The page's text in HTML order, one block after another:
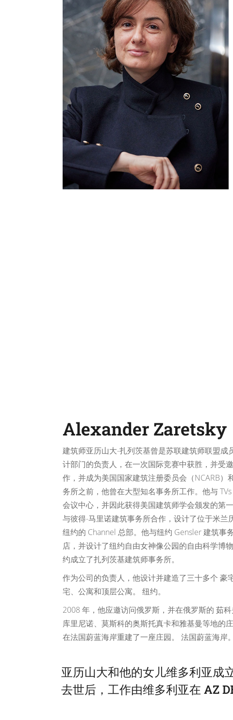
Alexander Zaretsky
建筑师亚历山大-扎列茨基曾是苏联建筑师联盟
计部门的负责人，在一次国际竞赛中获胜，并受
作，并成为美国国家建筑注册委员会（NCARB
务所之前，他曾在大型知名事务所工作。他与
会议中心，并因此获得美国建筑师学会颁发的第
与彼得-马里诺建筑事务所合作，设计了位于米
纽约的 Channel 总部。他与纽约 Gensler 建筑事
店，并设计了纽约自由女神像公园的自由科学博
约成立了扎列茨基建筑师事务所。
作为公司的负责人，他设计并建造了三十多个
宅、公寓和顶层公寓。 纽约。
2008 年，他应邀访问俄罗斯，并在俄罗斯的 茹
库里尼诺、莫斯科的奥斯托真卡和雅基曼等地的
在法国蔚蓝海岸重建了一座庄园。 法国蔚蓝海岸。
亚历山大和他的女儿维多利亚成
去世后，工作由维多利亚在 AZ